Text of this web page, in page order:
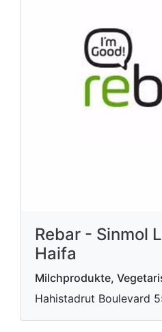
Rebar - Sinmol
Haifa
Milchprodukte,
Hahistadrut Boulevard